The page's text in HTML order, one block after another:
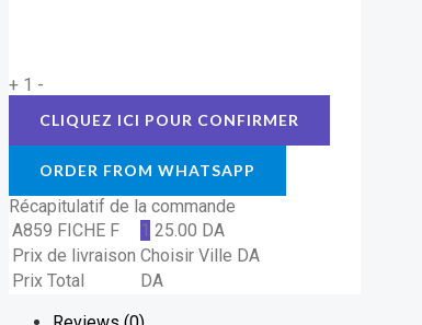
+ 1 -
ORDER FROM WHATSAPP
Récapitulatif de la commande
A859 FICHE F
1 25.00 DA
Prix de livraison Choisir Ville DA
Prix Total
DA